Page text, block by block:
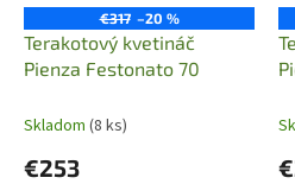
€317 –20 %
Terakotový kvetináč
Pienza Festonato 70
Skladom (8 ks)
€253